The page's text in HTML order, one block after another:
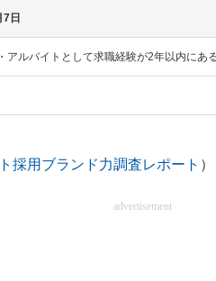
日
アルバイトとして求職経験が2年以内に
採用ブランド力調査レポート ）
advertisement